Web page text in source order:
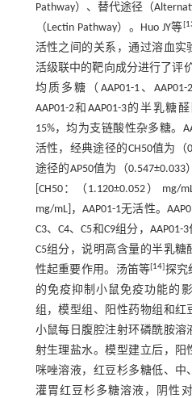
Pathway）、替代途径（
（Lectin Pathway）。Huo JY等[
活性之间的关系，通过溶血实
活级联中的靶向成分进行了评
均质多糖（AAP01-1、AAP01-
AAP01-2和AAP01-3的半乳糖
15%，均为支链酸性杂多糖。
活性，经典途径的CH50值为（
途径的AP50值为（0.547±0.033
[CH50：（1.120±0.052） mg/
mg/mL]，AAP01-1无活性。
C3、C4、C5和C9组分，
C5组分，说明高含量的半乳
性起重要作用。汤笛等[14]探究
的免疫抑制小鼠免疫功能的
组，模型组、阳性药物组和红
小鼠每日腹腔注射环磷酰胺溶
射生理盐水。模型建立后，阳
咪唑溶液，红豆杉多糖低、中
灌胃红豆杉多糖溶液，阴性